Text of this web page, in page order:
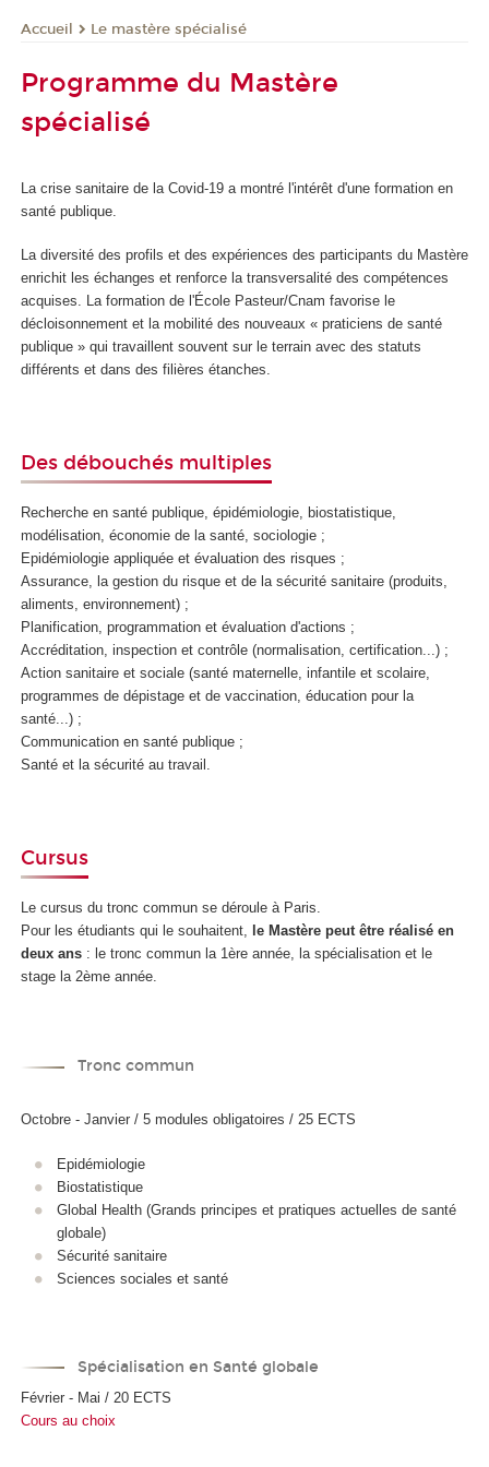
Accueil Le mastère spécialisé
Programme du Mastère
spécialisé
La crise sanitaire de la Covid-19 a montré l'intérêt d'une formation en
santé publique.
La diversité des profils et des expériences des participants du Mastère
enrichit les échanges et renforce la transversalité des compétences
acquises. La formation de l'École Pasteur/Cnam favorise le
décloisonnement et la mobilité des nouveaux « praticiens de santé
publique » qui travaillent souvent sur le terrain avec des statuts
différents et dans des filières étanches.
Des débouchés multiples
Recherche en santé publique, épidémiologie, biostatistique,
modélisation, économie de la santé, sociologie ;
Epidémiologie appliquée et évaluation des risques ;
Assurance, la gestion du risque et de la sécurité sanitaire (produits,
aliments, environnement) ;
Planification, programmation et évaluation d'actions ;
Accréditation, inspection et contrôle (normalisation, certification...) ;
Action sanitaire et sociale (santé maternelle, infantile et scolaire,
programmes de dépistage et de vaccination, éducation pour la
santé...) ;
Communication en santé publique ;
Santé et la sécurité au travail.
Cursus
Le cursus du tronc commun se déroule à Paris.
Pour les étudiants qui le souhaitent, le Mastère peut être réalisé en
deux ans : le tronc commun la 1ère année, la spécialisation et le
stage la 2ème année.
Tronc commun
Octobre - Janvier / 5 modules obligatoires / 25 ECTS
Epidémiologie
Biostatistique
Global Health (Grands principes et pratiques actuelles de santé
globale)
Sécurité sanitaire
Sciences sociales et santé
Spécialisation en Santé globale
Février - Mai / 20 ECTS
Cours au choix